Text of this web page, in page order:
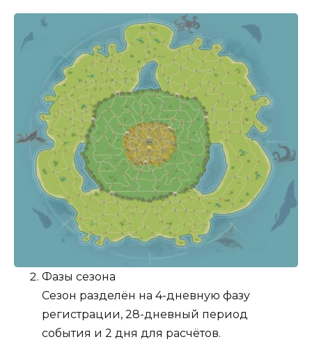
Фазы сезона
Сезон разделён на 4-дневную фазу
регистрации, 28-дневный период
события и 2 дня для расчётов.